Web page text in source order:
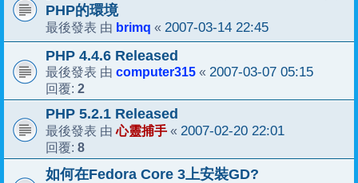
PHP的環境
最後發表 由 brimq « 2007-03-14 22:45
PHP 4.4.6 Released
最後發表 由 computer315 « 2007-03-07 05:15
回覆: 2
PHP 5.2.1 Released
最後發表 由心靈捕手 « 2007-02-20 22:01
回覆: 8
如何在Fedora Core 3上安裝GD?